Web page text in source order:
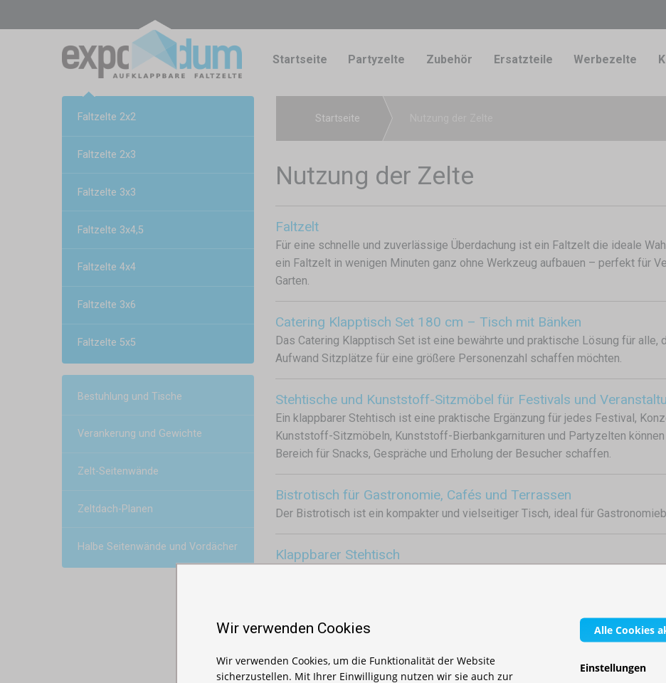
Startseite Partyzelte Zubehör Ersatzteile Werbezelte
Faltzelte 2x2
Faltzelte 2x3
Faltzelte 3x3
Faltzelte 3x4,5
Faltzelte 4x4
Faltzelte 3x6
Faltzelte 5x5
Bestuhlung und Tische
Verankerung und Gewichte
Zelt-Seitenwände
Zeltdach-Planen
Halbe Seitenwände und Vordächer
Startseite
Nutzung der Zelte
Faltzelt
Für eine schnelle und zuverlässige Überdachung ist ein Faltzelt die ideale
ein Faltzelt in wenigen Minuten ganz ohne Werkzeug aufbauen – perfekt für
Garten.
Catering Klapptisch Set 180 cm – Tisch mit Bänken
Das Catering Klapptisch Set ist eine bewährte und praktische Lösung für alle,
Aufwand Sitzplätze für eine größere Personenzahl schaffen möchten.
Stehtische und Kunststoff-Sitzmöbel für Festivals und
Ein klappbarer Stehtisch ist eine praktische Ergänzung für jedes Festival,
Kunststoff-Sitzmöbeln, Kunststoff-Bierbankgarnituren und Partyzelten
Bereich für Snacks, Gespräche und Erholung der Besucher schaffen.
Bistrotisch für Gastronomie, Cafés und Terrassen
Der Bistrotisch ist ein kompakter und vielseitiger Tisch, ideal für
Klappbarer Stehtisch
Ein klappbarer Stehtisch gehört zu den praktischen Lösungen, mit denen
Promotion Stehtisch für Verkostungen
Dank einfacher Handhabung, stabiler Konstruktion und der Möglichkeit, ihn
zu ergänzen, ist dieser Tischtyp eine sehr beliebte Lösung für verschiedene
Wir verwenden Cookies
Wir verwenden Cookies, um die Funktionalität der Website
sicherzustellen. Mit Ihrer Einwilligung nutzen wir sie auch zur
Alle Cookies
Einstellungen